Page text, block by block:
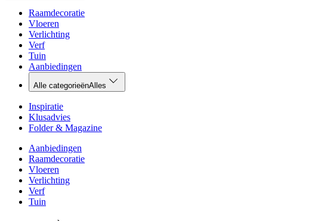
Raamdecoratie
Vloeren
Verlichting
Verf
Tuin
Aanbiedingen
Alle categorieënAlles
Inspiratie
Klusadvies
Folder & Magazine
Aanbiedingen
Raamdecoratie
Vloeren
Verlichting
Verf
Tuin